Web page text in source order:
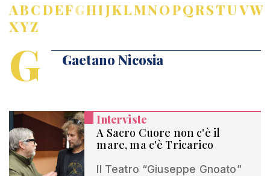
ABCDEFGHIJKLMNOPQRSTUVW
XYZ
G Gaetano Nicosia
Interviste
A Sacro Cuore non c'è il
mare, ma c'è Tricarico
Il Teatro “Giuseppe Gnoato”